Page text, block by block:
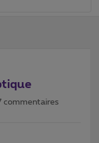
commentaires